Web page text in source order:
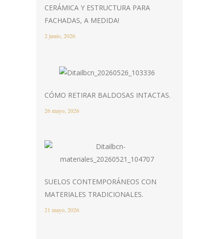
CERÁMICA Y ESTRUCTURA PARA
FACHADAS, A MEDIDA!
2 junio, 2026
CÓMO RETIRAR BALDOSAS INTACTAS.
26 mayo, 2026
SUELOS CONTEMPORÁNEOS CON
MATERIALES TRADICIONALES.
21 mayo, 2026